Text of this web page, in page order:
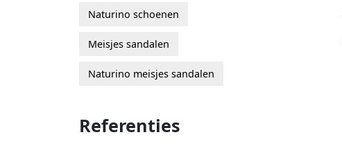
Naturino schoenen
Meisjes sandalen
Naturino meisjes sandalen
Referenties